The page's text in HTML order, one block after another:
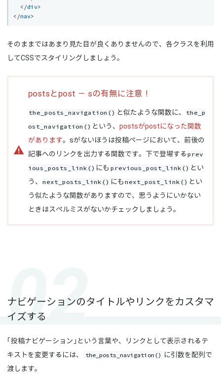
</div>
</nav>
そのままではあまり見た目が良くありませんので、各クラスを利用
してCSSでスタイリングしましょう。
postsとpost － sの有無に注意！
the_posts_navigation() と似たような関数に、
the_p
ost_navigation() という、postsがpostになった関数
があります。sがないほうは投稿ページにおいて、前後の
記事へのリンクを出力する関数です。下で登場する prev
ious_posts_link() にも previous_post_link() とい
う、 next_posts_link() にも next_post_link() とい
う似たような関数がありますので、思うようにいかない
ときはスペルミスがないかチェックしましょう。
ナビゲーションのタイトルやリンクをカスタマ
イズする
「投稿ナビゲーション」という言葉や、リンクとして表示されるテ
キストを変更するには、
the_posts_navigation()
に引数を配列で
渡します。